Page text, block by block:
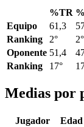
%TR
Equipo
61,3
Ranking
2° 2°
Oponente 51,4
Ranking
17°
Medias por
Jugador Edad